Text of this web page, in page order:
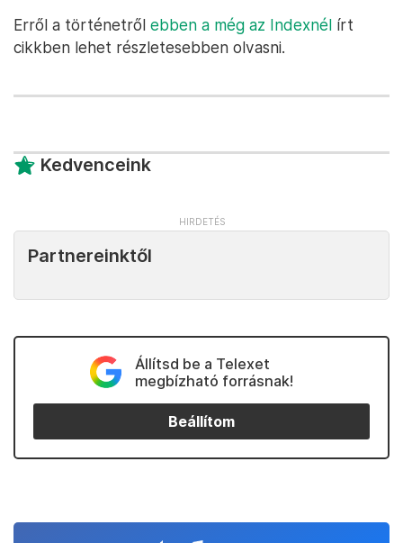
Erről a történetről ebben a még az Indexnél írt
cikkben lehet részletesebben olvasni.
Kedvenceink
Partnereinktől
Állítsd be a Telexet
megbízható forrásnak!
Beállítom